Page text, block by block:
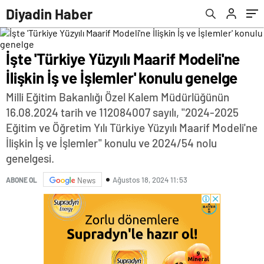
Diyadin Haber
İşte 'Türkiye Yüzyılı Maarif Modeli'ne
İlişkin İş ve İşlemler' konulu genelge
Milli Eğitim Bakanlığı Özel Kalem Müdürlüğünün
16.08.2024 tarih ve 112084007 sayılı, "2024-2025
Eğitim ve Öğretim Yılı Türkiye Yüzyılı Maarif Modeli'ne
İlişkin İş ve İşlemler" konulu ve 2024/54 nolu
genelgesi.
ABONE OL News Ağustos 18, 2024 11:53